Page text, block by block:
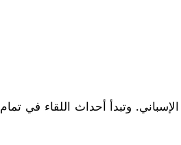
الإسباني. وتبدأ أحداث اللقاء في تمام